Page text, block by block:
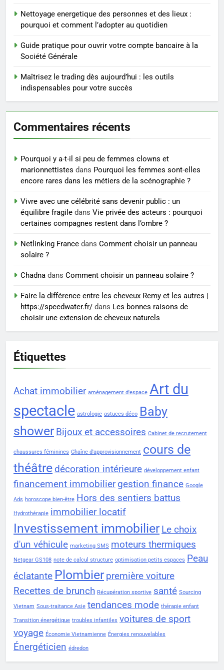
Infection chronique de l’oreille :
saignements
SANTÉ
6
Les secrets révélés pour une
peau éclatante grâce à The
Ordinary
SANTÉ
7
Prévenir les chutes chez les
seniors: aménagement et
exercices
BIEN ÊTRE
8
Voyance à La Rochelle : où
sérieux à un tarif juste ?
BIEN ÊTRE
Nettoyage energetique des personnes et des lieux :
pourquoi et comment l’adopter au quotidien
Guide pratique pour ouvrir votre compte bancaire à la
Société Générale
Maîtrisez le trading dès aujourd’hui : les outils
indispensables pour votre succès
Commentaires récents
Pourquoi y a-t-il si peu de femmes clowns et
marionnettistes dans Pourquoi les femmes sont-elles
encore rares dans les métiers de la scénographie ?
Vivre avec une célébrité sans devenir public : un
équilibre fragile dans Vie privée des acteurs : pourquoi
certaines compagnes restent dans l’ombre ?
Netlinking France dans Comment choisir un panneau
solaire ?
Chadna dans Comment choisir un panneau solaire ?
Faire la différence entre les cheveux Remy et les autres |
https://speedwater.fr/ dans Les bonnes raisons de
choisir une extension de cheveux naturels
Étiquettes
Achat immobilier aménagement d'espace Art du
spectacle astrologie astuces déco Baby
shower Bijoux et accessoires Cabinet de recrutement
chaussures féminines Chaîne d'approvisionnement cours de
théâtre décoration intérieure développement enfant
financement immobilier gestion finance Google
Ads horoscope bien-être Hors des sentiers battus
Hydrothérapie immobilier locatif
Investissement immobilier Le choix
d'un véhicule marketing SMS moteurs thermiques
Netgear GS108 note de calcul structure optimisation petits espaces Peau
éclatante Plombier première voiture
Recettes de brunch Récupération sportive santé Sourcing
Vietnam Sous-traitance Asie tendances mode thérapie enfant
Transition énergétique troubles infantiles voitures de sport
voyage Économie Vietnamienne Énergies renouvelables
Énergéticien édredon